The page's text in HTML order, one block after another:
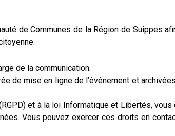
de Communes de la Région de Suippes
de la communication.
de mise en ligne de l’événement et
et à la loi Informatique et Libertés, vous
Vous pouvez exercer ces droits en